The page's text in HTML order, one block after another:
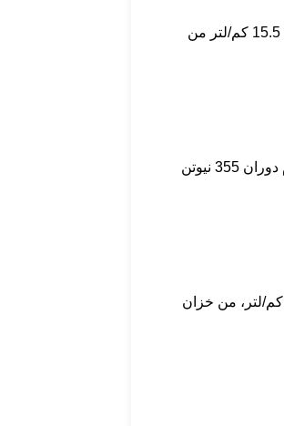
تأتي هوندا CR-V بمحرك حقن مباشر 4 أسطوانات سعة 2.35 لتر متصل مع نظام دفع أمامي يولد قوة 184 حصان وعزم دوران 244 نيوتن متر، ويتميز بصرفية وقود 15.5 كم/لتر من
تأتي سيارة هوندا بايلوت بمحرك 6 أسطوانات سعة 3.5 لتر متصل بناقل حركة أوتوماتيكي 9 سرعات موجه إلى نظام دفع أمامي أو كلي لتوليد قوة 280 حصان وعزم دوران 355 نيوتن
تأتي سيارة هوندا اوديسي بمحرك 2.35 لتر متصل بناقل حركة أوتوماتيكي متغير CVT لتوليد قوة 173 حصان وعزم دوران 225 نيوتن متر ، يتميز بصرفية وقود 14.1 كم/لتر، من خزان